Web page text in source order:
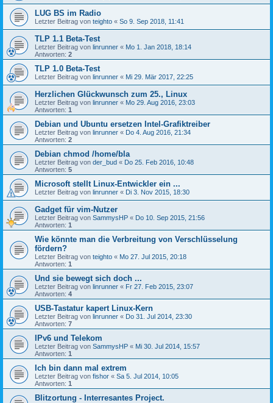
LUG BS im Radio
Letzter Beitrag von teighto « So 9. Sep 2018, 11:41
TLP 1.1 Beta-Test
Letzter Beitrag von linrunner « Mo 1. Jan 2018, 18:14
Antworten: 2
TLP 1.0 Beta-Test
Letzter Beitrag von linrunner « Mi 29. Mär 2017, 22:25
Herzlichen Glückwunsch zum 25., Linux
Letzter Beitrag von linrunner « Mo 29. Aug 2016, 23:03
Antworten: 1
Debian und Ubuntu ersetzen Intel-Grafiktreiber
Letzter Beitrag von linrunner « Do 4. Aug 2016, 21:34
Antworten: 2
Debian chmod /home/bla
Letzter Beitrag von der_bud « Do 25. Feb 2016, 10:48
Antworten: 5
Microsoft stellt Linux-Entwickler ein ...
Letzter Beitrag von linrunner « Di 3. Nov 2015, 18:30
Gadget für vim-Nutzer
Letzter Beitrag von SammysHP « Do 10. Sep 2015, 21:56
Antworten: 1
Wie könnte man die Verbreitung von Verschlüsselung
fördern?
Letzter Beitrag von teighto « Mo 27. Jul 2015, 20:18
Antworten: 1
Und sie bewegt sich doch ...
Letzter Beitrag von linrunner « Fr 27. Feb 2015, 23:07
Antworten: 4
USB-Tastatur kapert Linux-Kern
Letzter Beitrag von linrunner « Do 31. Jul 2014, 23:30
Antworten: 7
IPv6 und Telekom
Letzter Beitrag von SammysHP « Mi 30. Jul 2014, 15:57
Antworten: 1
Ich bin dann mal extrem
Letzter Beitrag von fishor « Sa 5. Jul 2014, 10:05
Antworten: 1
Blitzortung - Interresantes Project.